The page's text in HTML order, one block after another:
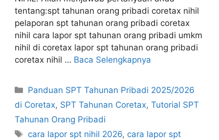
tentang:spt tahunan orang pribadi coretax nihil
pelaporan spt tahunan orang pribadi coretax
nihil cara lapor spt tahunan orang pribadi umkm
nihil di coretax lapor spt tahunan orang pribadi
coretax nihil … Baca Selengkapnya
Kategori
Panduan SPT Tahunan Pribadi 2025/2026
di Coretax, SPT Tahunan Coretax, Tutorial SPT
Tahunan Orang Pribadi
Tag
cara lapor spt nihil 2026, cara lapor spt